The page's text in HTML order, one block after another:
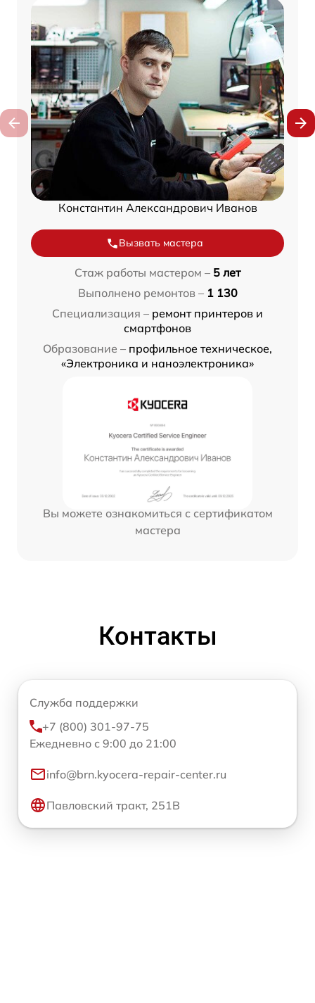
Константин Александрович Иванов
Вызвать мастера
Стаж работы мастером – 5 лет
Выполнено ремонтов – 1 130
Специализация – ремонт принтеров и
смартфонов
Образование – профильное техническое,
«Электроника и наноэлектроника»
Вы можете ознакомиться с сертификатом
мастера
Контакты
Служба поддержки
+7 (800) 301-97-75
Ежедневно с 9:00 до 21:00
info@brn.kyocera-repair-center.ru
Павловский тракт, 251В